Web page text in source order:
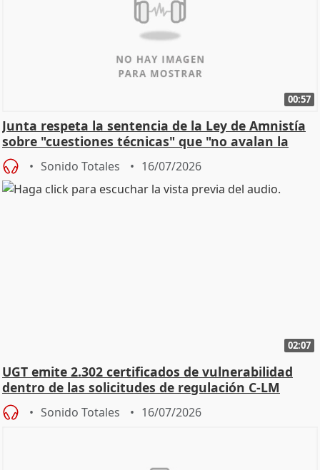
00:57
Junta respeta la sentencia de la Ley de Amnistía
sobre "cuestiones técnicas" que "no avalan la
const
Sonido Totales 16/07/2026
02:07
UGT emite 2.302 certificados de vulnerabilidad
dentro de las solicitudes de regulación C-LM
Sonido Totales 16/07/2026